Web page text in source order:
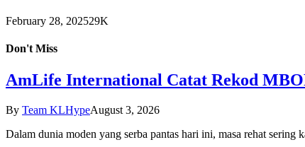
February 28, 202529K
Don't Miss
AmLife International Catat Rekod
By Team KLHypeAugust 3, 2026
Dalam dunia moden yang serba pantas hari ini, masa rehat